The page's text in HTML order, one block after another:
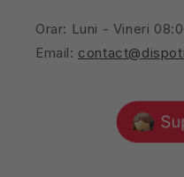
Orar: Luni - Vineri
Email: